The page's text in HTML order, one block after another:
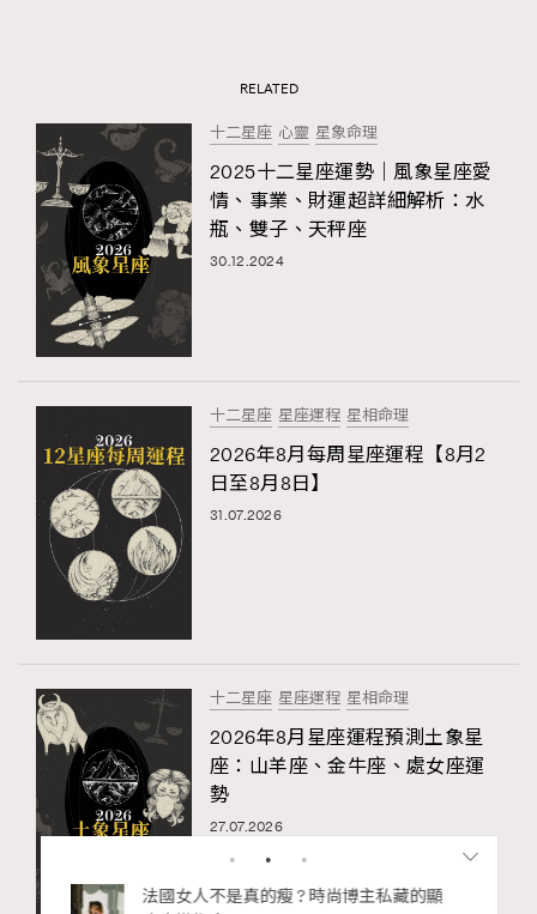
RELATED
十二星座 心靈 星象命理
2025十二星座運勢｜風象星座愛
情、事業、財運超詳細解析：水
瓶、雙子、天秤座
30.12.2024
十二星座 星座運程 星相命理
2026年8月每周星座運程【8月2
日至8月8日】
31.07.2026
十二星座 星座運程 星相命理
2026年8月星座運程預測土象星
座：山羊座、金牛座、處女座運
勢
27.07.2026
安
法國女人不是真的瘦 ? 時尚博主私藏的顯